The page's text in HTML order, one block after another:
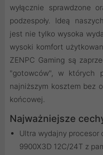
wyłącznie sprawdzone
podzespoły. Ideą
jest nie tylko wysoka
wysoki komfort
ZENPC Gaming są
"gotowców", w których
najniższym kosztem bez
końcowej.
Najważniejsze
Ultra wydajny procesor
9900X3D 12C/24T z